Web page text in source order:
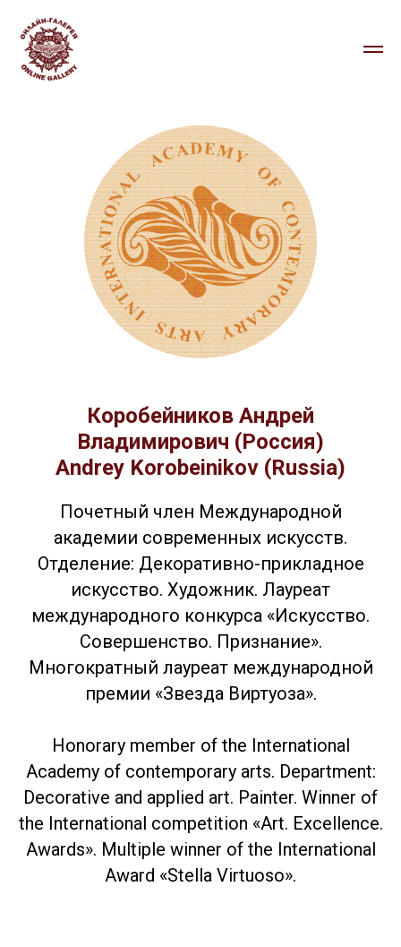
Коробейников Андрей
Владимирович (Россия)
Andrey Korobeinikov (Russia)
Почетный член Международной
академии современных искусств.
Отделение: Декоративно-прикладное
искусство. Художник. Лауреат
международного конкурса «Искусство.
Совершенство. Признание».
Многократный лауреат международной
премии «Звезда Виртуоза».
Honorary member of the International
Academy of contemporary arts. Department:
Decorative and applied art. Painter. Winner of
the International competition «Art. Excellence.
Awards». Multiple winner of the International
Award «Stella Virtuoso».